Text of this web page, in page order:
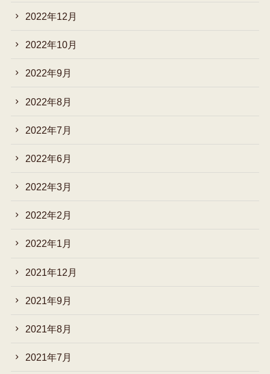
2022年12月
2022年10月
2022年9月
2022年8月
2022年7月
2022年6月
2022年3月
2022年2月
2022年1月
2021年12月
2021年9月
2021年8月
2021年7月